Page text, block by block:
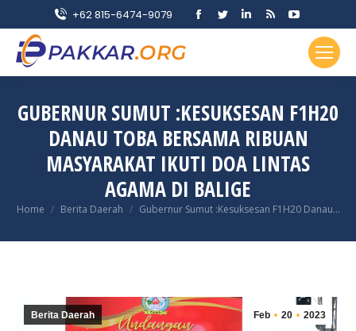
+62 815-6474-9079
Facebook
in
window
Twitter
in
window
Linkedin
in
window
Rss
opens
in
window
YouTube
page
opens
in
window
GUBERNUR SUMUT :KESUKSESAN F1H20
DANAU TOBA BERSAMA RIBUAN
MASYARAKAT IKUTI DOA LINTAS
AGAMA DI BALIGE
You are here:
Home Berita Daerah Gubernur Sumut :Kesuksesan F1H20 Danau…
Feb 20 2023
Berita Daerah